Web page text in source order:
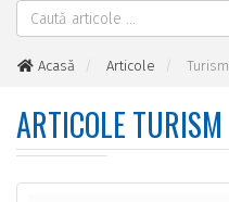
Acasă Articole Turism
ARTICOLE TURISM